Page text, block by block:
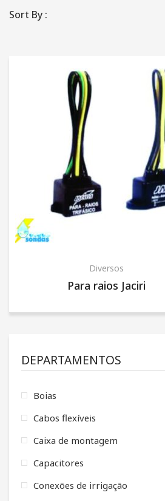
Montagem e Manutenção de Poços
FALE CONOSCO
Sort By :
Diversos
Para raios Jaciri
DEPARTAMENTOS
Boias
Cabos flexíveis
Caixa de montagem
Capacitores
Conexões de irrigação